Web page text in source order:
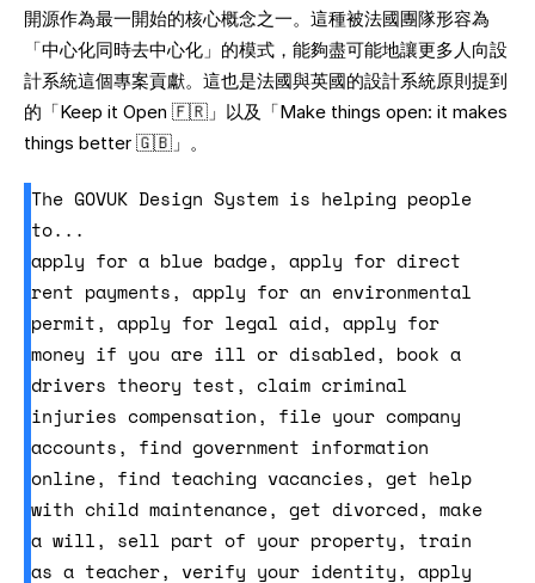
開源作為最一開始的核心概念之一。這種被法國團隊形容為
「中心化同時去中心化」的模式，能夠盡可能地讓更多人向設
計系統這個專案貢獻。這也是法國與英國的設計系統原則提到
的「Keep it Open 🇫🇷」以及「Make things open: it makes
things better 🇬🇧」。
The GOVUK Design System is helping people
to...
apply for a blue badge, apply for direct
rent payments, apply for an environmental
permit, apply for legal aid, apply for
money if you are ill or disabled, book a
drivers theory test, claim criminal
injuries compensation, file your company
accounts, find government information
online, find teaching vacancies, get help
with child maintenance, get divorced, make
a will, sell part of your property, train
as a teacher, verify your identity, apply